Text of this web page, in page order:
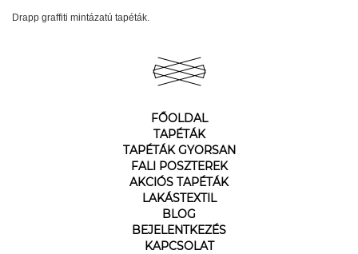
Drapp graffiti mintázatú tapéták.
FŐOLDAL
TAPÉTÁK
TAPÉTÁK GYORSAN
FALI POSZTEREK
AKCIÓS TAPÉTÁK
LAKÁSTEXTIL
BLOG
BEJELENTKEZÉS
KAPCSOLAT